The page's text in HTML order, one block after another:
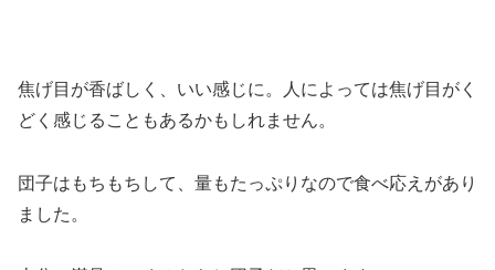
焦げ目が香ばしく、いい感じに。人によっては焦げ目がく
どく感じることもあるかもしれません。
団子はもちもちして、量もたっぷりなので食べ応えがあり
ました。